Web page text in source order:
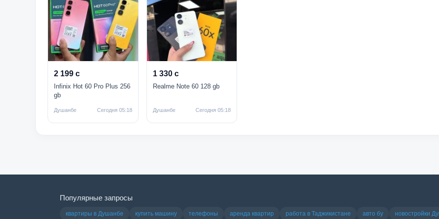
2 199 с
Infinix Hot 60 Pro Plus 256
gb
Душанбе Сегодня 05:18
1 330 с
Realme Note 60 128 gb
Душанбе Сегодня 05:18
Популярные запросы
квартиры в Душанбе купить машину телефоны аренда квартир работа в Таджикистане авто бу новостройки